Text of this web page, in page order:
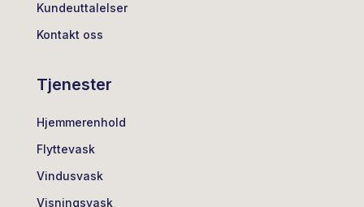
Kundeuttalelser
Kontakt oss
Tjenester
Hjemmerenhold
Flyttevask
Vindusvask
Visningsvask